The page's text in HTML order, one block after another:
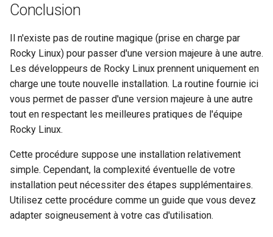
Conclusion
Il n'existe pas de routine magique (prise en charge par
Rocky Linux) pour passer d'une version majeure à une autre.
Les développeurs de Rocky Linux prennent uniquement en
charge une toute nouvelle installation. La routine fournie ici
vous permet de passer d'une version majeure à une autre
tout en respectant les meilleures pratiques de l'équipe
Rocky Linux.
Cette procédure suppose une installation relativement
simple. Cependant, la complexité éventuelle de votre
installation peut nécessiter des étapes supplémentaires.
Utilisez cette procédure comme un guide que vous devez
adapter soigneusement à votre cas d'utilisation.